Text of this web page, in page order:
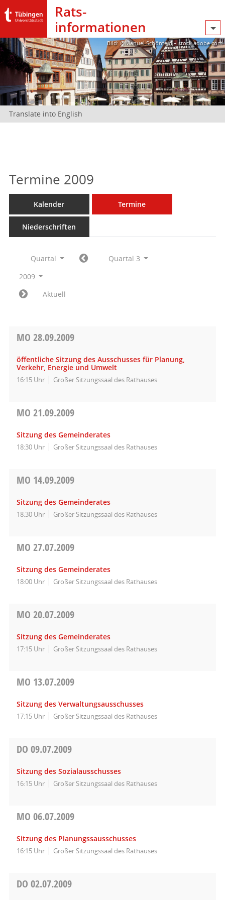
Rats­
informationen
Bild: @Manuel Schönfeld – stock.adobe.com
Translate into English
Termine 2009
Kalender Termine
Niederschriften
Quartal
Quartal 3
2009
Aktuell
MO 28.09.2009
öffentliche Sitzung des Ausschusses für Planung,
Verkehr, Energie und Umwelt
16:15 Uhr Großer Sitzungssaal des Rathauses
MO 21.09.2009
Sitzung des Gemeinderates
18:30 Uhr Großer Sitzungssaal des Rathauses
MO 14.09.2009
Sitzung des Gemeinderates
18:30 Uhr Großer Sitzungssaal des Rathauses
MO 27.07.2009
Sitzung des Gemeinderates
18:00 Uhr Großer Sitzungssaal des Rathauses
MO 20.07.2009
Sitzung des Gemeinderates
17:15 Uhr Großer Sitzungssaal des Rathauses
MO 13.07.2009
Sitzung des Verwaltungsausschusses
17:15 Uhr Großer Sitzungssaal des Rathauses
DO 09.07.2009
Sitzung des Sozialausschusses
16:15 Uhr Großer Sitzungssaal des Rathauses
MO 06.07.2009
Sitzung des Planungssausschusses
16:15 Uhr Großer Sitzungssaal des Rathauses
DO 02.07.2009